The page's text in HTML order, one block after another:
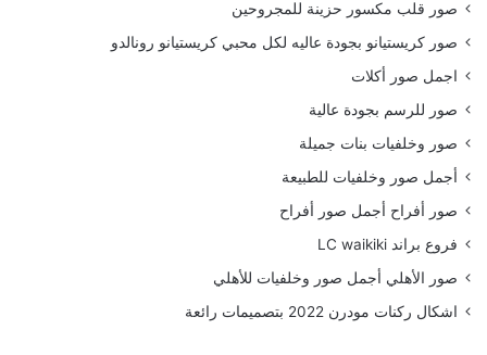
صور قلب مكسور حزينة للمجروحين
صور كريستيانو بجودة عاليه لكل محبي كريستيانو رونالدو
اجمل صور أكلات
صور للرسم بجودة عالية
صور وخلفيات بنات جميلة
أجمل صور وخلفيات للطبيعة
صور أفراح أجمل صور أفراح
فروع براند LC waikiki
صور الأهلي أجمل صور وخلفيات للأهلي
اشكال ركنات مودرن 2022 بتصميمات رائعة